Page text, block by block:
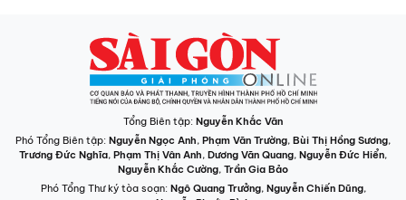
Tổng Biên tập: Nguyễn Khắc Văn
Phó Tổng Biên tập: Nguyễn Ngọc Anh, Phạm Văn Trường, Bùi Thị Hồng Sương,
Trương Đức Nghĩa, Phạm Thị Vân Anh, Dương Văn Quang, Nguyễn Đức Hiển,
Nguyễn Khắc Cường, Trần Gia Bảo
Phó Tổng Thư ký tòa soạn: Ngô Quang Trưởng, Nguyễn Chiến Dũng,